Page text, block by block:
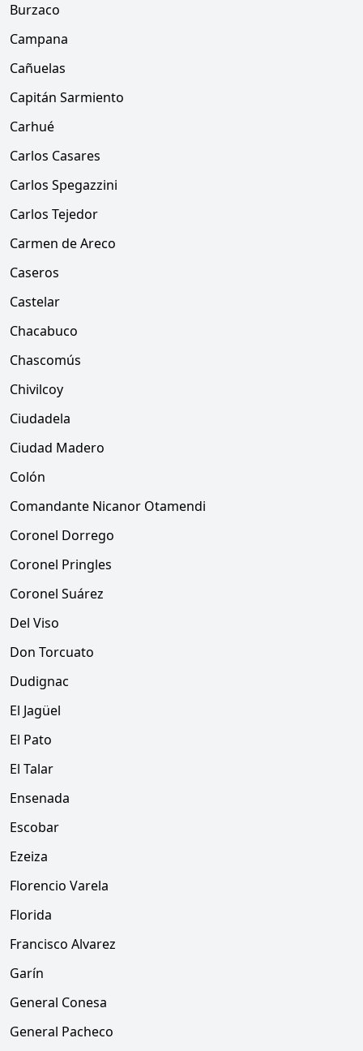
Burzaco
Campana
Cañuelas
Capitán Sarmiento
Carhué
Carlos Casares
Carlos Spegazzini
Carlos Tejedor
Carmen de Areco
Caseros
Castelar
Chacabuco
Chascomús
Chivilcoy
Ciudadela
Ciudad Madero
Colón
Comandante Nicanor Otamendi
Coronel Dorrego
Coronel Pringles
Coronel Suárez
Del Viso
Don Torcuato
Dudignac
El Jagüel
El Pato
El Talar
Ensenada
Escobar
Ezeiza
Florencio Varela
Florida
Francisco Alvarez
Garín
General Conesa
General Pacheco